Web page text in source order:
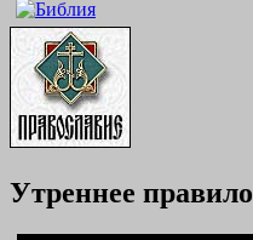
Утреннее правило